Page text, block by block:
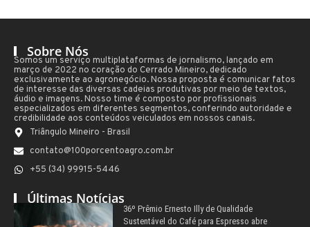
Sobre Nós
Somos um serviço multiplataformas de jornalismo, lançado em
março de 2022 no coração do Cerrado Mineiro, dedicado
exclusivamente ao agronegócio. Nossa proposta é comunicar fatos
de interesse das diversas cadeias produtivas por meio de textos,
áudio e imagens. Nosso time é composto por profissionais
especializados em diferentes segmentos, conferindo autoridade e
credibilidade aos conteúdos veiculados em nossos canais.
Triângulo Mineiro - Brasil
contato@100porcentoagro.com.br
+55 (34) 99915-5446
Últimas Notícias
36º Prêmio Ernesto Illy de Qualidade
Sustentável do Café para Espresso abre